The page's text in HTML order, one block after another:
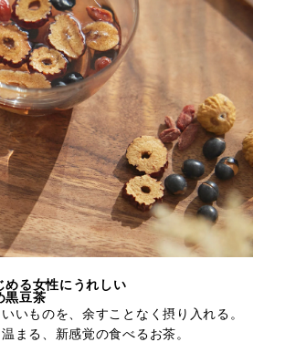
める女性にうれしい
黒豆茶
いものを、余すことなく摂り入れる。
まる、新感覚の食べるお茶。